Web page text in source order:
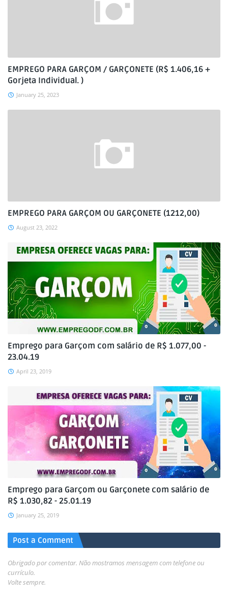
EMPREGO PARA GARÇOM / GARÇONETE (R$ 1.406,16 +
Gorjeta Individual. )
January 25, 2023
EMPREGO PARA GARÇOM OU GARÇONETE (1212,00)
August 23, 2022
Emprego para Garçom com salário de R$ 1.077,00 -
23.04.19
April 23, 2019
Emprego para Garçom ou Garçonete com salário de
R$ 1.030,82 - 25.01.19
January 25, 2019
Post a Comment
Obrigado por comentar. Não mostramos mensagem com telefone ou
currículo.
Volte sempre.